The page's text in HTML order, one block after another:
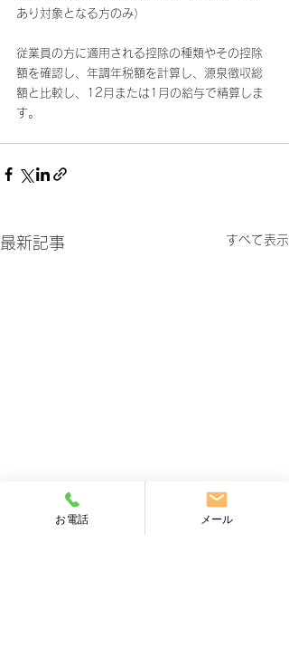
あり対象となる方のみ）
従業員の方に適用される控除の種類やその控除
額を確認し、年調年税額を計算し、源泉徴収総
額と比較し、12月または1月の給与で精算しま
す。
最新記事 すべて表示
【健康保険証の終了につ
お電話 メール